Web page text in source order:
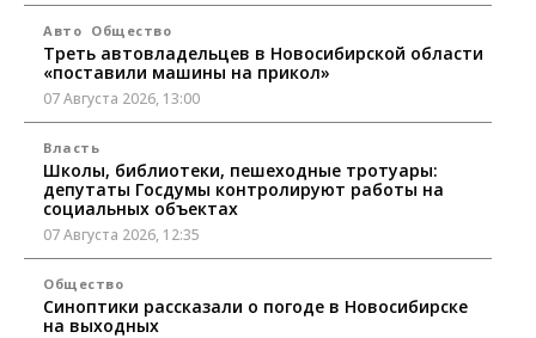
Авто Общество
Треть автовладельцев в Новосибирской области
«поставили машины на прикол»
07 Августа 2026, 13:00
Власть
Школы, библиотеки, пешеходные тротуары:
депутаты Госдумы контролируют работы на
социальных объектах
07 Августа 2026, 12:35
Общество
Синоптики рассказали о погоде в Новосибирске
на выходных